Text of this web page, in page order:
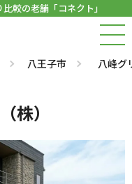
較の老舗「コネクト」
八王子市 八峰グ
株）